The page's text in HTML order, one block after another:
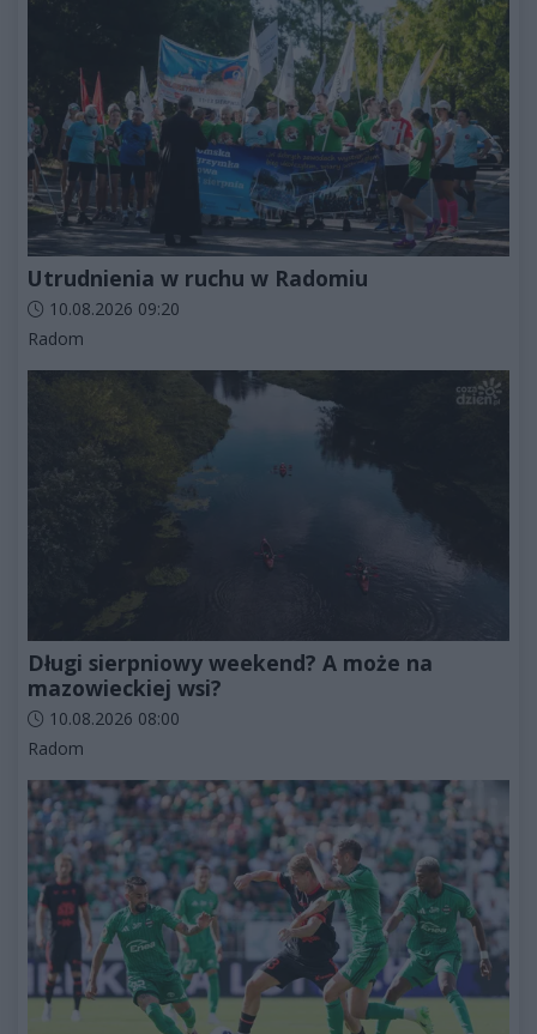
Utrudnienia w ruchu w Radomiu
Data dodania artykułu:
10.08.2026 09:20
Kategorie artykułu:
Radom
Długi sierpniowy weekend? A może na
mazowieckiej wsi?
Data dodania artykułu:
10.08.2026 08:00
Kategorie artykułu:
Radom